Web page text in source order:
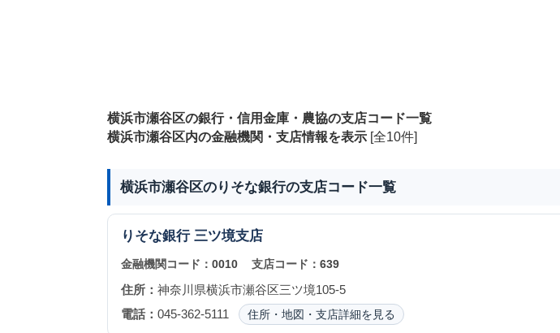
横浜市瀬谷区の銀行・信用金庫・農協の支店コード一覧
横浜市瀬谷区内の金融機関・支店情報を表示[全10件]
横浜市瀬谷区のりそな銀行の支店コード一覧
りそな銀行 三ツ境支店
金融機関コード： 0010 支店コード： 639
住所： 神奈川県横浜市瀬谷区三ツ境105-5
電話： 045-362-5111 住所・地図・支店詳細を見る